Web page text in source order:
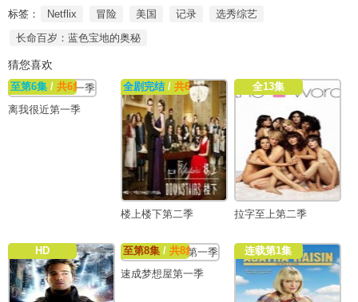
标签： Netflix 冒险 美国 记录
选秀综艺
长命百岁：蓝色宝地的奥秘
猜您喜欢
至第6集 / 共6集
离我很近第一季
全剧完结 /共6集
楼上楼下第二季
全13集
拉字至上第二季
HD 至第8集 /共8集
速成梦想屋第一季
连载第1集